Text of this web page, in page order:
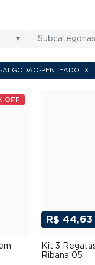
▾ Subcategorias
ALGODAO-PENTEADO ×
OFF
R$ 44,63
Kit 3
Ribana 05